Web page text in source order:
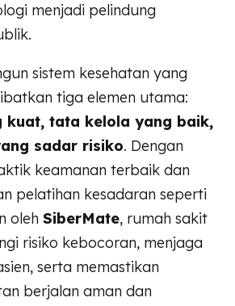
menjadi pelindung
sistem kesehatan yang
tiga elemen utama:
kuat, tata kelola yang baik,
sadar risiko. Dengan
keamanan terbaik dan
pelatihan kesadaran seperti
olehSiberMate, rumah sakit
risiko kebocoran, menjaga
serta memastikan
berjalan aman dan